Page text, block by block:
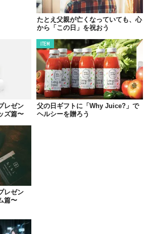
れる「父の日」です。
ャンペーン、セールなどが催される「母
すが、その起源はじつに愛のこもったも
〜〜〜〜〜〜〜〜〜〜
ントン州東部の街・スポケーンに住む女
ある想いをぶつけます。
の日』があるのなら、同じように父親に
てください」──。
ース・ドット。前年（1908年）に「母の
知った彼女にとって、母親と同様......い
謝を示す日こそが大切でした。
勤めた彼女の父、ウィリアム・ジャクソ
たとえ父親が亡くなっていても、心
から「この日」を祝おう
レゼン
ズ篇〜
ITEM
父の日ギフトに「Why Juice?」で
ヘルシーを贈ろう
レゼン
篇〜